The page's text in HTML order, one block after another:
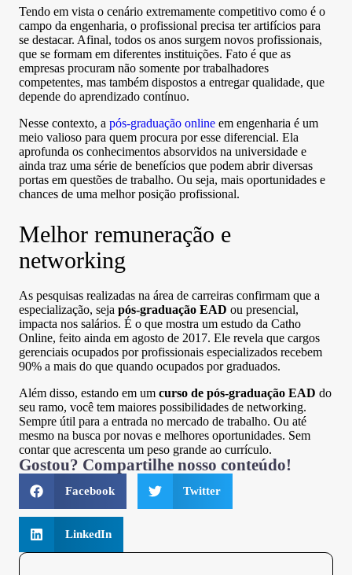
Tendo em vista o cenário extremamente competitivo como é o
campo da engenharia, o profissional precisa ter artifícios para
se destacar. Afinal, todos os anos surgem novos profissionais,
que se formam em diferentes instituições. Fato é que as
empresas procuram não somente por trabalhadores
competentes, mas também dispostos a entregar qualidade, que
depende do aprendizado contínuo.
Nesse contexto, a pós-graduação online em engenharia é um
meio valioso para quem procura por esse diferencial. Ela
aprofunda os conhecimentos absorvidos na universidade e
ainda traz uma série de benefícios que podem abrir diversas
portas em questões de trabalho. Ou seja, mais oportunidades e
chances de uma melhor posição profissional.
Melhor remuneração e
networking
As pesquisas realizadas na área de carreiras confirmam que a
especialização, seja pós-graduação EAD ou presencial,
impacta nos salários. É o que mostra um estudo da Catho
Online, feito ainda em agosto de 2017. Ele revela que cargos
gerenciais ocupados por profissionais especializados recebem
90% a mais do que quando ocupados por graduados.
Além disso, estando em um curso de pós-graduação EAD do
seu ramo, você tem maiores possibilidades de networking.
Sempre útil para a entrada no mercado de trabalho. Ou até
mesmo na busca por novas e melhores oportunidades. Sem
contar que acrescenta um peso grande ao currículo.
Gostou? Compartilhe nosso conteúdo!
Facebook Twitter
LinkedIn